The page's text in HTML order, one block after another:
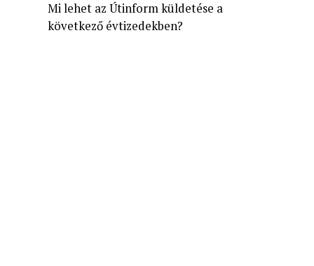
Mi lehet az Útinform küldetése a
következő évtizedekben?